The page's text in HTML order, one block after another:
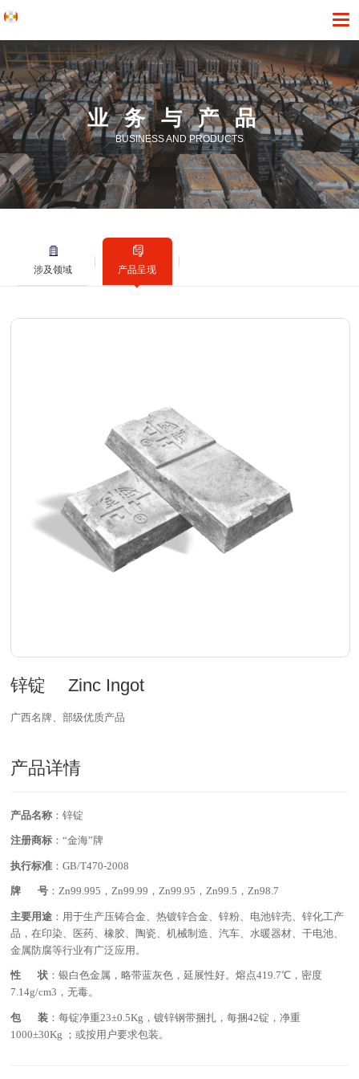
业务与产品
BUSINESS AND PRODUCTS
涉及领域 产品呈现
锌锭 Zinc Ingot
广西名牌、部级优质产品
产品详情
产品名称 ：锌锭
注册商标 ：“金海”牌
执行标准 ：GB/T470-2008
牌 号 ：Zn99.995，Zn99.99，Zn99.95，Zn99.5，Zn98.7
主要用途 ：用于生产压铸合金、热镀锌合金、锌粉、电池锌壳、锌化工产
品，在印染、医药、橡胶、陶瓷、机械制造、汽车、水暖器材、干电池、
金属防腐等行业有广泛应用。
性 状 ：银白色金属，略带蓝灰色，延展性好。熔点419.7℃，密度
7.14g/cm3，无毒。
包 装 ：每锭净重23±0.5Kg，镀锌钢带捆扎，每捆42锭，净重
1000±30Kg ；或按用户要求包装。